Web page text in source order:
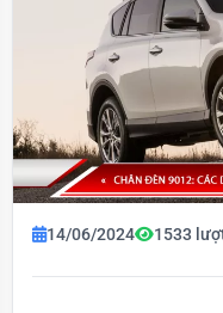
14/06/2024 1533